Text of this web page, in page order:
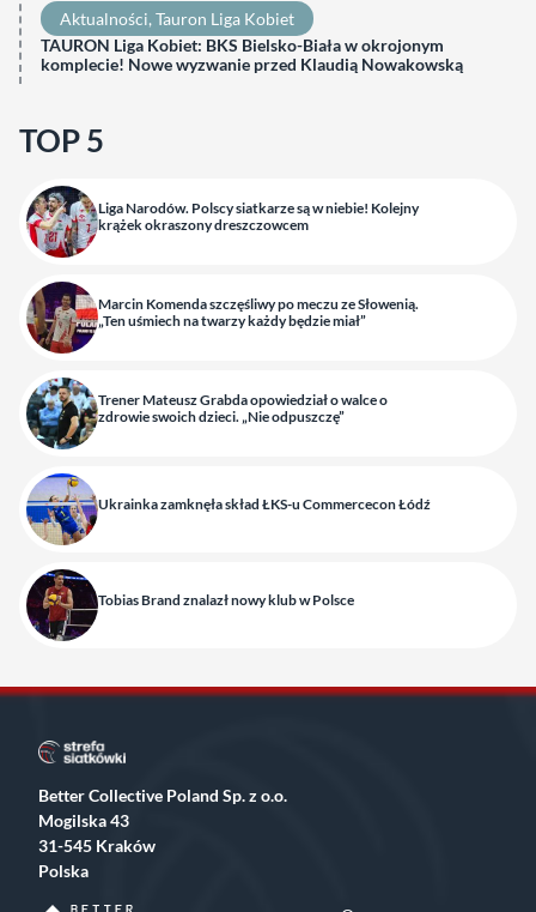
Aktualności, Tauron Liga Kobiet
TAURON Liga Kobiet: BKS Bielsko-Biała w okrojonym
komplecie! Nowe wyzwanie przed Klaudią Nowakowską
TOP 5
Liga Narodów. Polscy siatkarze są w niebie! Kolejny
krążek okraszony dreszczowcem
Marcin Komenda szczęśliwy po meczu ze Słowenią.
„Ten uśmiech na twarzy każdy będzie miał”
Trener Mateusz Grabda opowiedział o walce o
zdrowie swoich dzieci. „Nie odpuszczę”
Ukrainka zamknęła skład ŁKS-u Commercecon Łódź
Tobias Brand znalazł nowy klub w Polsce
Better Collective Poland Sp. z o.o.
Mogilska 43
31-545 Kraków
Polska